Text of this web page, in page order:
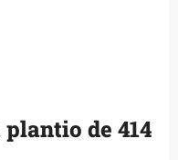
de 414